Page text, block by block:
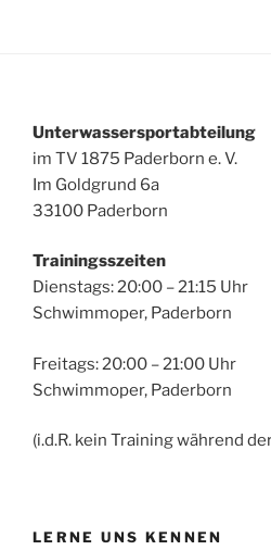
Unterwassersportabteilung
im TV 1875 Paderborn e. V.
Im Goldgrund 6a
33100 Paderborn
Trainingsszeiten
Dienstags: 20:00 – 21:15 Uhr
Schwimmoper, Paderborn
Freitags: 20:00 – 21:00 Uhr
Schwimmoper, Paderborn
(i.d.R. kein Training während
LERNE UNS KENNEN